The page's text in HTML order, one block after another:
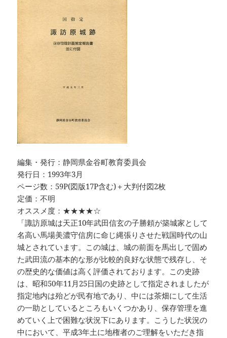
編集・発行：静岡県金谷町教育委員会
発行日：1993年3月
ページ数：59P(図版17P含む)＋大判付図2枚
定価：不明
オススメ度：★★★★☆
「諏訪原城は天正10年武田信玄の子勝頼が築城家として
名高い馬場美濃守信房に命じ縄張りさせた戦国時代の山
城とされています。この城は、城の前面を馬出しで固め
た武田流の基本的な形が比較的良好な状態で残存し、そ
の歴史的な価値は高く評価されております。この史跡
は、昭和50年11月25日国の史跡として指定されましたが
指定地内は殆どが民有地であり、中には茶畑にして生活
の一助としているところもいくつかあり、保存管理を進
めていく上で困難な状況下にあります。こうした状況の
中において、平成3年土に地権者のご理解をいただき指